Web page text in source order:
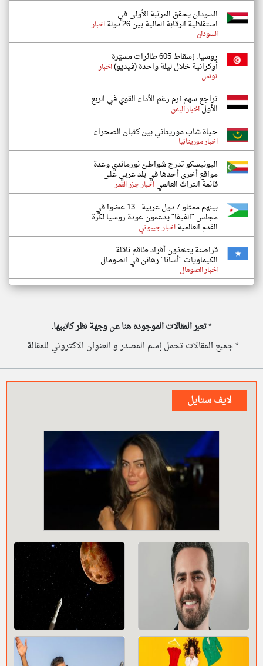
السودان يحقق المرتبة الأولى في
استقلالية الرقابة المالية بين 26 دولة اخبار
السودان
روسيا: إسقاط 605 طائرات مسيّرة
أوكرانية خلال ليلة واحدة (فيديو)اخبار
تونس
تراجع سهم آرم رغم الأداء القوي في الربع
الأولاخبار اليمن
حياة شاب موريتاني بين كثبان الصحراء
اخبار موريتانيا
اليونيسكو تدرج شواطئ نورماندي وعدة
مواقع أخرى أحدها في بلد عربي على
قائمة التراث العالمياخبار جزر القمر
بينهم ممثلو 7 دول عربية.. 13 عضوا في
مجلس "الفيفا" يدعمون عودة روسيا لكرة
القدم العالميةاخبار جيبوتي
قراصنة يتخذون أفراد طاقم ناقلة
الكيماويات "أسانا" رهائن في الصومال
اخبار الصومال
*تعبر المقالات الموجوده هنا عن وجهة نظر كاتبيها.
* جميع المقالات تحمل إسم المصدر و العنوان الاكتروني للمقالة.
لايف ستايل